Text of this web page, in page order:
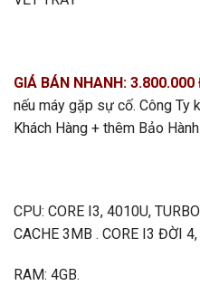
GIÁ BÁN NHANH: 3.800.000
nếu máy gặp sự cố. Công Ty
Khách Hàng + thêm Bảo
CPU: CORE I3, 4010U,
CACHE 3MB . CORE I3 ĐỜI
RAM: 4GB.